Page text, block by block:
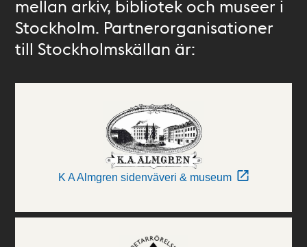
mellan arkiv, bibliotek och museer i
Stockholm. Partnerorganisationer
till Stockholmskällan är:
K A Almgren sidenväveri & museum